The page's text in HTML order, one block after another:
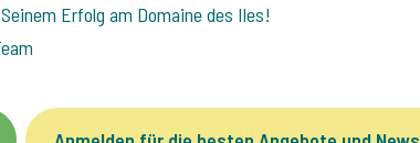
Erfolg am Domaine des Iles!